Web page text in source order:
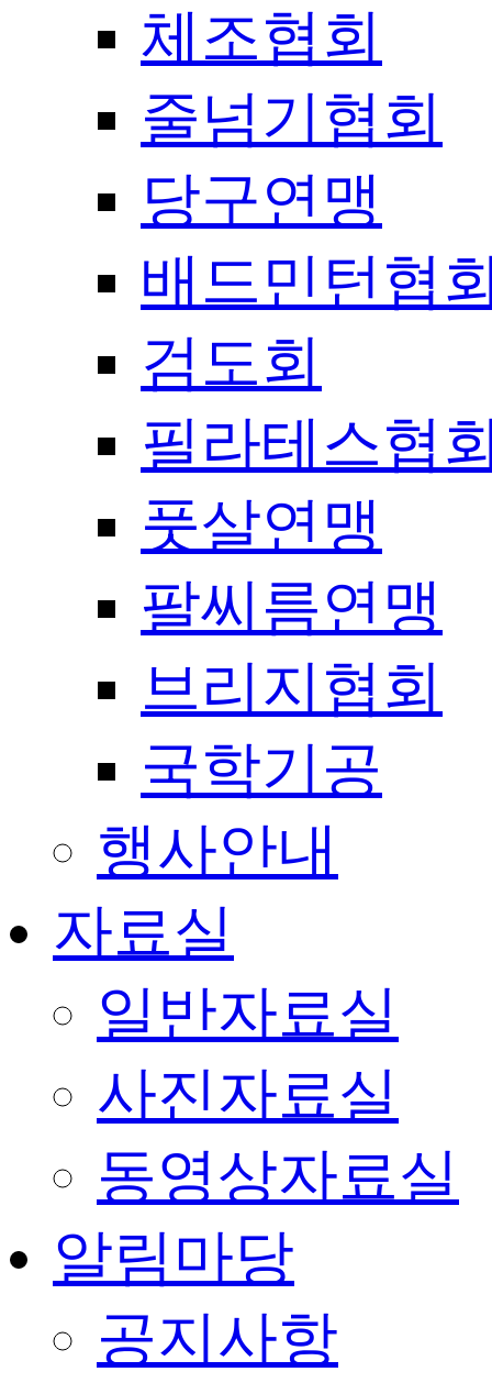
체조협회
줄넘기협회
당구연맹
배드민턴협
검도회
필라테스협
풋살연맹
팔씨름연맹
브리지협회
국학기공
행사안내
자료실
일반자료실
사진자료실
동영상자료실
알림마당
공지사항